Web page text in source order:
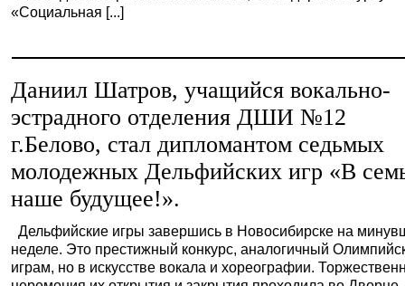
«Социальная [...]
Даниил Шатров, учащийся вокально-
эстрадного отделения ДШИ №12
г.Белово, стал дипломантом седьмых
молодежных Дельфийских игр «В
наше будущее!».
Дельфийские игры завершись в Новосибирске на
неделе. Это престижный конкурс, аналогичный
играм, но в искусстве вокала и хореографии.